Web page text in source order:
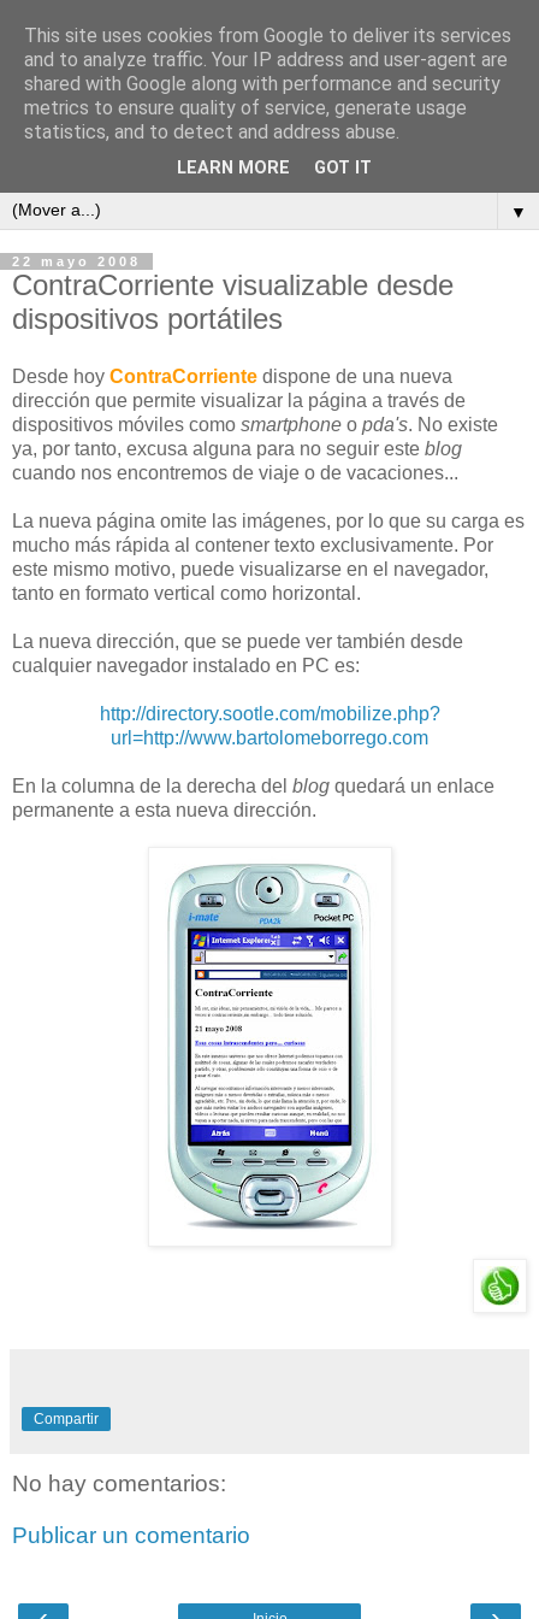
ContraCorriente
▼
22 mayo 2008
ContraCorriente visualizable desde
dispositivos portátiles
Desde hoy ContraCorriente dispone de una nueva
dirección que permite visualizar la página a través de
dispositivos móviles como smartphone o pda's. No existe
ya, por tanto, excusa alguna para no seguir este blog
cuando nos encontremos de viaje o de vacaciones...
La nueva página omite las imágenes, por lo que su carga es
mucho más rápida al contener texto exclusivamente. Por
este mismo motivo, puede visualizarse en el navegador,
tanto en formato vertical como horizontal.
La nueva dirección, que se puede ver también desde
cualquier navegador instalado en PC es:
http://directory.sootle.com/mobilize.php?
url=http://www.bartolomeborrego.com
En la columna de la derecha del blog quedará un enlace
permanente a esta nueva dirección.
Compartir
No hay comentarios:
Publicar un comentario
This site uses cookies from Google to deliver its services
and to analyze traffic. Your IP address and user-agent are
shared with Google along with performance and security
metrics to ensure quality of service, generate usage
statistics, and to detect and address abuse.
LEARN MORE GOT IT